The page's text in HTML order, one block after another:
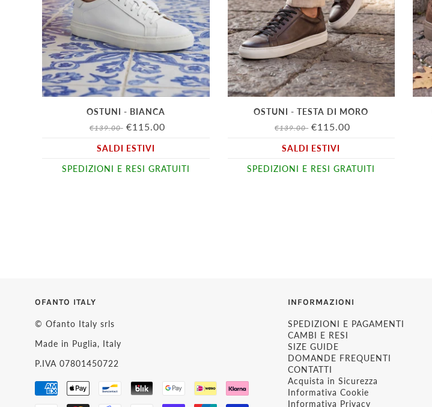
OSTUNI - BIANCA
€139.00 €115.00
SALDI ESTIVI
SPEDIZIONI E RESI GRATUITI
OSTUNI - TESTA DI MORO
€139.00 €115.00
SALDI ESTIVI
SPEDIZIONI E RESI GRATUITI
OFANTO ITALY
© Ofanto Italy srls
Made in Puglia, Italy
P.IVA 07801450722
INFORMAZIONI
SPEDIZIONI E PAGAMENTI
CAMBI E RESI
SIZE GUIDE
DOMANDE FREQUENTI
CONTATTI
Acquista in Sicurezza
Informativa Cookie
Informativa Privacy